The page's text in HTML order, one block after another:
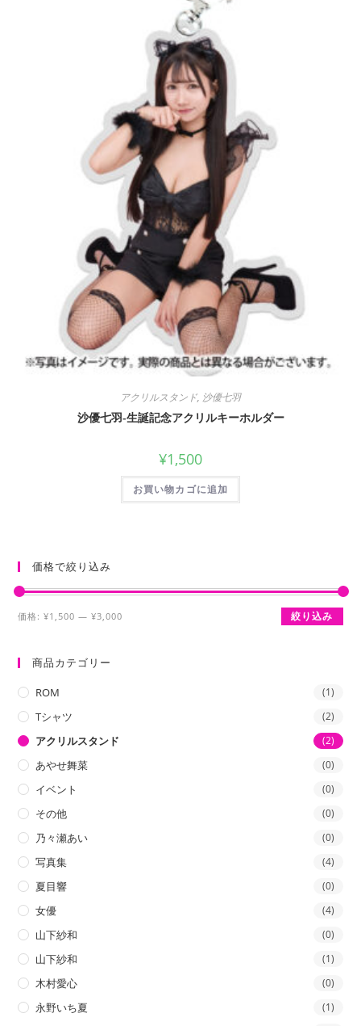
アクリルスタンド, 沙優七羽
沙優七羽-生誕記念アクリルキーホルダー
¥1,500
お買い物カゴに追加
価格で絞り込み
最
格
最
格
絞り込み
価格:¥1,500 —¥3,000
商品カテゴリー
ROM (1)
Tシャツ (2)
アクリルスタンド (2)
あやせ舞菜 (0)
イベント (0)
その他 (0)
乃々瀬あい (0)
写真集 (4)
夏目響 (0)
女優 (4)
山下紗和 (0)
山下紗和 (1)
木村愛心 (0)
永野いち夏 (1)